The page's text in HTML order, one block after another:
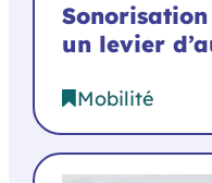
Sonorisation
un levier
Mobilité